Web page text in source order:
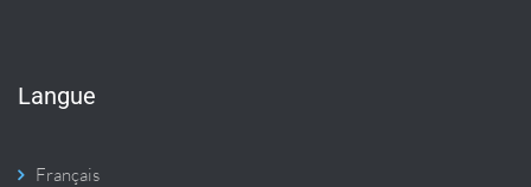
Langue
Français